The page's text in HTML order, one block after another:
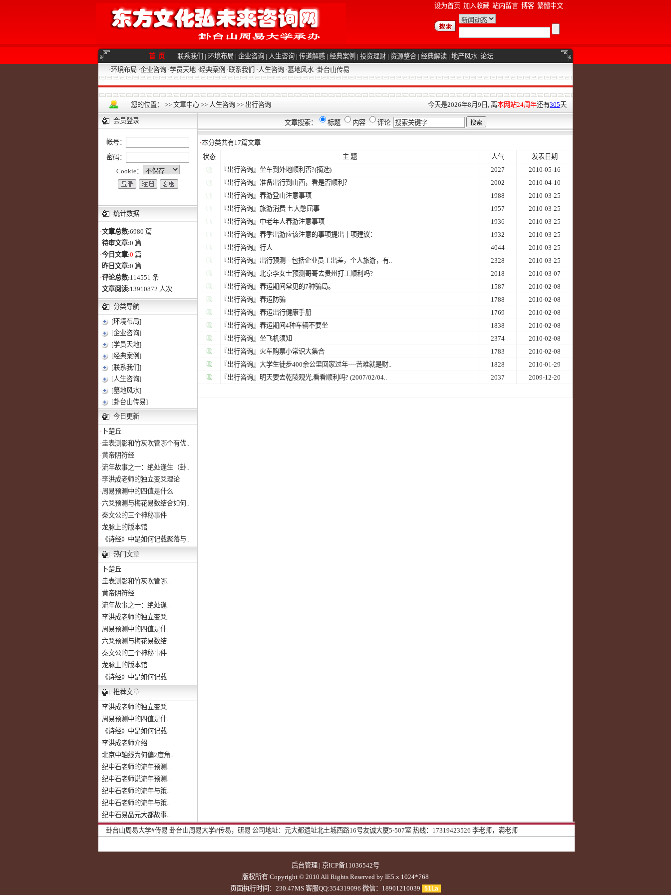
设为首页 加入收藏 站内留言 博客 繁體中文
首 页 | 联系我们 | 环境布局 | 企业咨询 | 人生咨询 | 传道解惑 | 经典案例 | 投资理财 | 资源整合 | 经典解读 | 地产风水| 论坛
·环境布局 ·企业咨询 ·学员天地 ·经典案例 ·联系我们 ·人生咨询 ·墓地风水 ·卦台山传易
您的位置： >> 文章中心 >> 人生咨询 >> 出行咨询 今天是2026年8月9日, 离本网站24周年还有305天
会员登录
帐号：
密码：
Cookie：
统计数据
·文章总数:6980 篇
·待审文章:0 篇
·今日文章:0 篇
· 昨日文章:0 篇
·评论总数:114551 条
·文章阅读:13910872 人次
分类导航
[环境布局]
[企业咨询]
[学员天地]
[经典案例]
[联系我们]
[人生咨询]
[墓地风水]
[卦台山传易]
今日更新
· 卜楚丘
·圭表测影和竹灰吹管哪个有优..
·黄帝阴符经
·流年故事之一：绝处逢生（卦..
·李洪成老师的独立变爻理论
·周易预测中的四值是什么
·六爻预测与梅花易数结合如何..
·秦文公的三个神秘事件
·龙脉上的版本馆
· 《诗经》中是如何记载聚落与..
热门文章
· 卜楚丘
·圭表测影和竹灰吹管哪..
·黄帝阴符经
·流年故事之一：绝处逢..
·李洪成老师的独立变爻..
·周易预测中的四值是什..
·六爻预测与梅花易数结..
·秦文公的三个神秘事件..
·龙脉上的版本馆
· 《诗经》中是如何记载..
推荐文章
·李洪成老师的独立变爻..
·周易预测中的四值是什..
· 《诗经》中是如何记载..
·李洪成老师介绍
·北京中轴线为何偏2度角..
·纪中石老师的流年预测..
·纪中石老师说流年预测..
·纪中石老师的流年与策..
·纪中石老师的流年与策..
·纪中石易品元大都故事..
文章搜索： 标题 内容 评论
·本分类共有17篇文章
状态
主 题 人气
发表日期
『出行咨询』 坐车到外地顺利否?(摘选) 2027
2010-05-16
『出行咨询』 准备出行到山西，看是否顺利？ 2002
2010-04-10
『出行咨询』 春游登山注意事项 1988
2010-03-25
『出行咨询』 旅游消费 七大憋屈事 1957
2010-03-25
『出行咨询』 中老年人春游注意事项 1936
2010-03-25
『出行咨询』 春季出游应该注意的事项提出十项建议： 1932
2010-03-25
『出行咨询』 行人 4044
2010-03-25
『出行咨询』 出行预测---包括企业员工出差，个人旅游，有.. 2328
2010-03-25
『出行咨询』 北京李女士预测哥哥去贵州打工顺利吗? 2018
2010-03-07
『出行咨询』 春运期间常见的7种骗局。 1587
2010-02-08
『出行咨询』 春运防骗 1788
2010-02-08
『出行咨询』 春运出行健康手册 1769
2010-02-08
『出行咨询』 春运期间4种车辆不要坐 1838
2010-02-08
『出行咨询』 坐飞机须知 2374
2010-02-08
『出行咨询』 火车购票小常识大集合 1783
2010-02-08
『出行咨询』 大学生徒步400余公里回家过年----苦难就是财.. 1828
2010-01-29
『出行咨询』 明天要去乾陵观光,看看顺利吗? (2007/02/04.. 2037 2009-12-20
卦台山周易大学#传易 卦台山周易大学#传易，研易 公司地址：元大都遗址北土城西路16号友诚大厦5-507室 热线：17319423526 李老师，满老师
后台管理 | 京ICP备11036542号
版权所有 Copyright © 2010 All Rights Reserved by IE5.x 1024*768
页面执行时间：230.47MS 客服QQ:354319096 微信：18901210039
51La